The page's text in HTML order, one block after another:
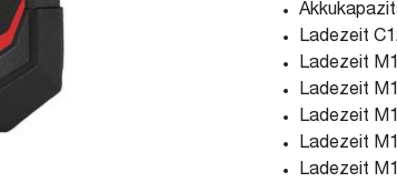
Ladezeit
Ladezeit
Ladezeit
Ladezeit
Ladezeit
Ladezeit